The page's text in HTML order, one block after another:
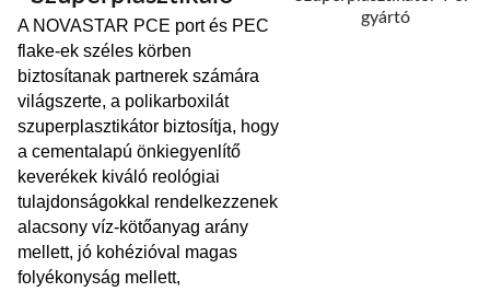
A NOVASTAR PCE port és PEC
flake-ek széles körben
biztosítanak partnerek számára
világszerte, a polikarboxilát
szuperplasztikátor biztosítja, hogy
a cementalapú önkiegyenlítő
keverékek kiváló reológiai
tulajdonságokkal rendelkezzenek
alacsony víz-kötőanyag arány
mellett, jó kohézióval magas
folyékonyság mellett,